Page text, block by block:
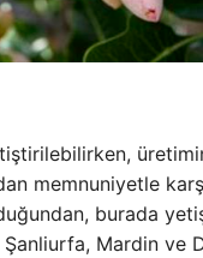
memnuniyetle
burada
Mardin ve